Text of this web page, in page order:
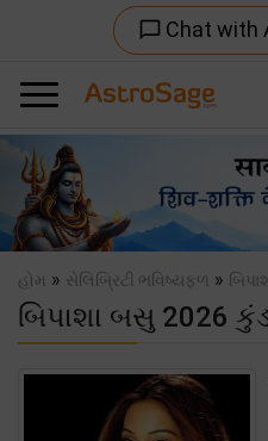
chat_bubble_outline Chat with
Previous
હોમ » સેલિબ્રિટી ભવિષ્યફળ »
બિપાશા બસુ 2026